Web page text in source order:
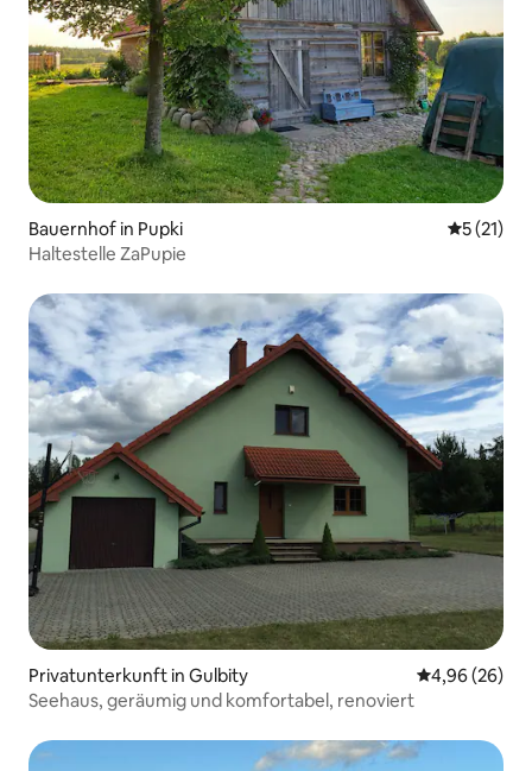
Bauernhof in Pupki
5 (21)
Haltestelle ZaPupie
Privatunterkunft in Gulbity
4,96 (26)
Seehaus, geräumig und komfortabel, renoviert